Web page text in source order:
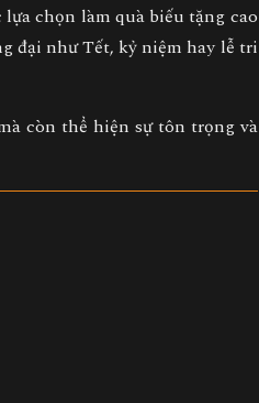
lựa chọn làm quà biếu tặng cao
đại như Tết, kỷ niệm hay lễ tri
còn thể hiệnsự tôn trọng và